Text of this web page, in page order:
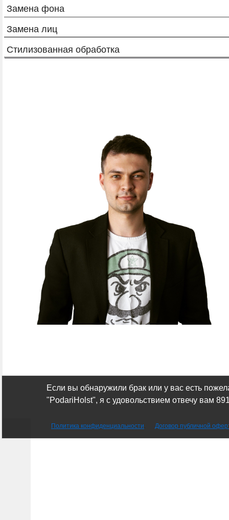
Политика конфиденциальности Договор публичной
Если вы обнаружили брак или у вас есть
"PodariHolst", я с удовольствием отвечу вам
Замена фона
Замена лиц
Стилизованная обработка